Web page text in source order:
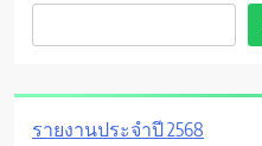
รายงานประจำปี 2568